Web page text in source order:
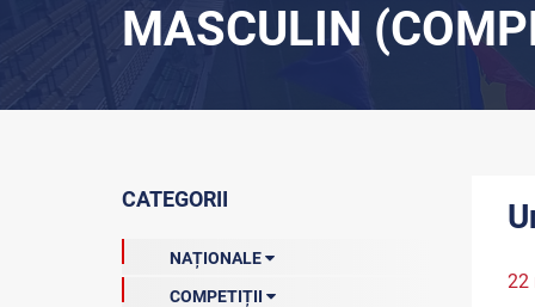
MASCULIN
CATEGORII
NAȚIONALE
COMPETIȚII
22